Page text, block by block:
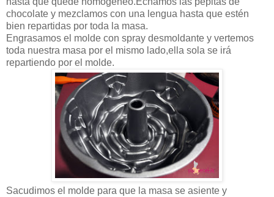
chocolate y mezclamos con una lengua hasta que estén
bien repartidas por toda la masa.
Engrasamos el molde con spray desmoldante y vertemos
toda nuestra masa por el mismo lado,ella sola se irá
repartiendo por el molde.
Sacudimos el molde para que la masa se asiente y